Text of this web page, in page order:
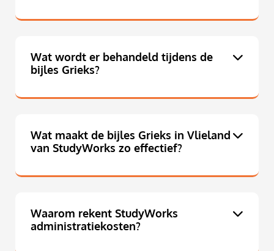
Wat wordt er behandeld tijdens de
bijles Grieks?
Wat maakt de bijles Grieks in Vlieland
van StudyWorks zo effectief?
Waarom rekent StudyWorks
administratiekosten?